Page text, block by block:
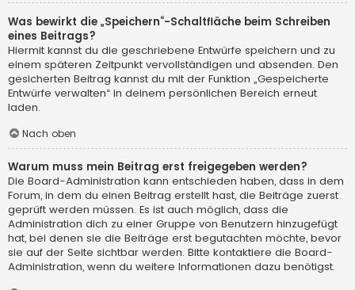
Was bewirkt die „Speichern“-Schaltfläche beim Schreiben
eines Beitrags?
Hiermit kannst du die geschriebene Entwürfe speichern und zu
einem späteren Zeitpunkt vervollständigen und absenden. Den
gesicherten Beitrag kannst du mit der Funktion „Gespeicherte
Entwürfe verwalten“ in deinem persönlichen Bereich erneut
laden.
Nach oben
Warum muss mein Beitrag erst freigegeben werden?
Die Board-Administration kann entschieden haben, dass in dem
Forum, in dem du einen Beitrag erstellt hast, die Beiträge zuerst
geprüft werden müssen. Es ist auch möglich, dass die
Administration dich zu einer Gruppe von Benutzern hinzugefügt
hat, bei denen sie die Beiträge erst begutachten möchte, bevor
sie auf der Seite sichtbar werden. Bitte kontaktiere die Board-
Administration, wenn du weitere Informationen dazu benötigst.